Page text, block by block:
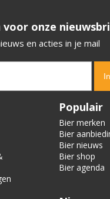
voor onze
en acties in je mail
Populair
Bier merken
Bier
Bier nieuws
Bier shop
Bier agenda